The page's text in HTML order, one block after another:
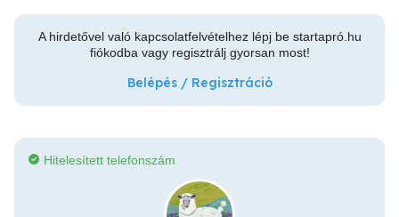
A hirdetővel való kapcsolatfelvételhez lépj be startapró.hu
fiókodba vagy regisztrálj gyorsan most!
Belépés / Regisztráció
Hitelesített telefonszám